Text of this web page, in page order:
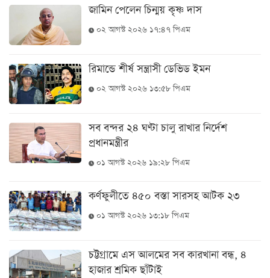
বিভাগ
ছবি
ভিডিও
আজকের
ই-
পেপার
জামিন পেলেন চিন্ময় কৃষ্ণ দাস
০২ আগস্ট ২০২৬ ১৭:৪৭ পিএম
রিমান্ডে শীর্ষ সন্ত্রাসী ডেভিড ইমন
০২ আগস্ট ২০২৬ ১৩:৫৮ পিএম
সব বন্দর ২৪ ঘণ্টা চালু রাখার নির্দেশ
প্রধানমন্ত্রীর
০১ আগস্ট ২০২৬ ১৯:২৮ পিএম
কর্ণফুলীতে ৪৫০ বস্তা সারসহ আটক ২৩
০১ আগস্ট ২০২৬ ১৩:১৮ পিএম
চট্টগ্রামে এস আলমের সব কারখানা বন্ধ, ৪
হাজার শ্রমিক ছাঁটাই